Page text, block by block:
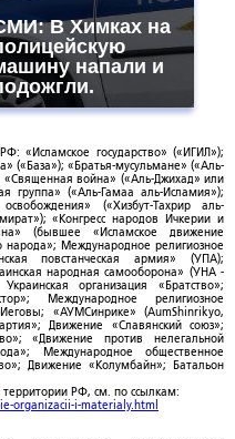
В Химках на
напали и
«Исламское государство» («ИГИЛ»);
(«База»); «Братья-мусульмане» («Аль-
война» («Аль-Джихад» или
группа» («Аль-Гамаа аль-Исламия»);
(«Хизбут-Тахрир аль-
«Конгресс народов Ичкерии и
(бывшее «Исламское движение
народа»; Международное религиозное
повстанческая армия» (УПА);
народная самооборона» (УНА -
организация «Братство»;
Международное религиозное
«АУМСинрике» (AumShinrikyo,
Движение «Славянский союз»;
«Движение против нелегальной
Международное общественное
Движение «Колумбайн»; Батальон
территории РФ, см. по ссылкам:
organizacii-i-materialy.html